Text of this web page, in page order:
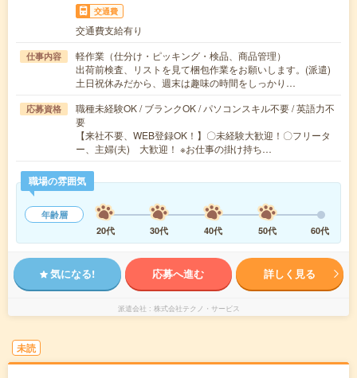
交通費
交通費支給有り
仕事内容
軽作業（仕分け・ピッキング・検品、商品管理）
出荷前検査、リストを見て梱包作業をお願いします。(派遣)
土日祝休みだから、週末は趣味の時間をしっかり…
応募資格
職種未経験OK / ブランクOK / パソコンスキル不要 / 英語力不
要
【来社不要、WEB登録OK！】〇未経験大歓迎！〇フリータ
ー、主婦(夫) 大歓迎！ ※お仕事の掛け持ち…
職場の雰囲気
年齢層
20代
30代 40代 50代 60代
気になる! 応募へ進む 詳しく見る
派遣会社 株式会社テクノ・サービス
未読